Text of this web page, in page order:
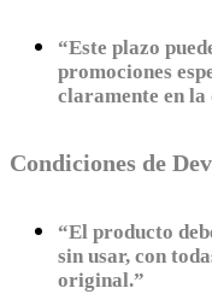
“Este plazo
promociones
claramente en
Condiciones de
“El producto
sin usar, con
original.”